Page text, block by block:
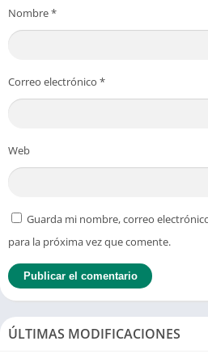
Nombre*
Correo electrónico *
Web
Guarda mi nombre, correo
para la próxima vez que comente.
ÚLTIMAS MODIFICACIONES